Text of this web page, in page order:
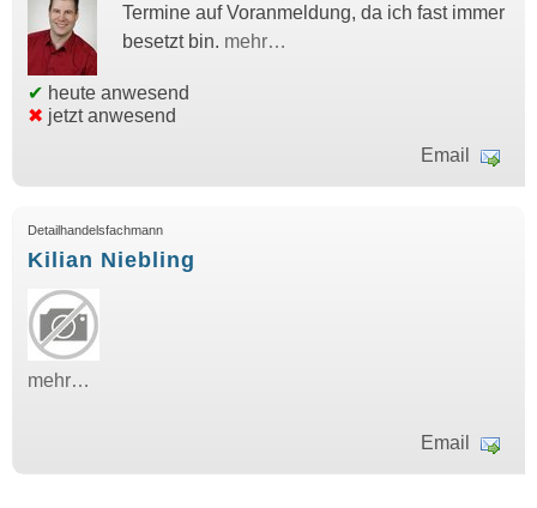
Termine auf Voranmeldung, da ich fast immer
besetzt bin. mehr…
✔ heute anwesend
✖ jetzt anwesend
Email
Detailhandelsfachmann
Kilian Niebling
mehr…
Email